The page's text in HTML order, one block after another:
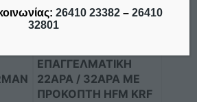
ΕΠΑΓΓΕΛΜΑΤΙΚΗ
22ΑΡΑ / 32ΑΡΑ ΜΕ
ΠΡΟΚΟΠΤΗ HFM KRF
Οι
επιλογές
να
επιλεγούν
στη
26410 23382 – 26410
32801